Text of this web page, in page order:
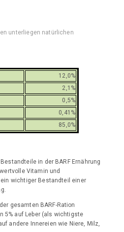
unterliegen natürlichen
12,0%
2,1%
0,5%
0,41%
85,0%
in der BARF Ernährung
Vitamin und
wichtiger Bestandteil einer
gesamten BARF-Ration
5% auf Leber (als wichtigste
andere Innereien wie Niere, Milz,